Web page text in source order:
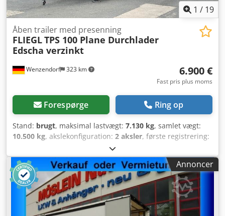
1 / 19
Wenzendorf 323 km
Åben trailer med presenning
FLIEGLTPS 100 Plane Durchlader
Edscha verzinkt
6.900 €
Fast pris plus moms
Forespørge Ring op
Stand: brugt, maksimal lastvægt: 7.130 kg, samlet vægt:
10.500 kg, akslekonfiguration: 2 aksler, første registrering:
6.100 mm
2.480 mm, lastepladshøjde:2.800 mm, Udstyr:ABS, *
Fliegl 2-akslet tandemtrailer med presenning og stænger *
Type TPS 100 * BPW-aksler Djdpfxszp Tqlj Aggock *
Luftaffjedret * Niveaujustering * Edscha-presenning *
Højdejusterbar trækbøjle/& udtrækkelig * Galvaniseret
ramme * ABS * EBS
Annoncer